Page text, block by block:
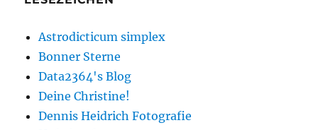
Astrodicticum simplex
Bonner Sterne
Data2364's Blog
Deine Christine!
Dennis Heidrich Fotografie